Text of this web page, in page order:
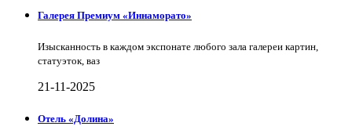
Галерея Премиум «Иннаморато»
Изысканность в каждом экспонате любого зала галереи картин,
статуэток, ваз
21-11-2025
Отель «Долина»